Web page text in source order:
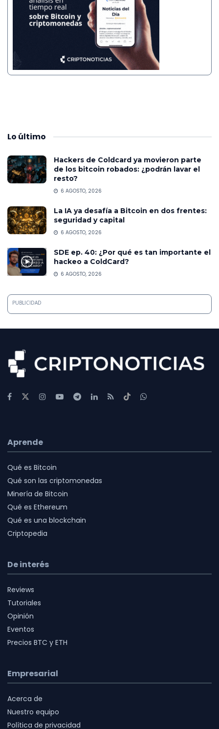
Lo último
Hackers de Coldcard ya movieron parte
de los bitcoin robados: ¿podrán lavar el
resto?
6 AGOSTO, 2026
La IA ya desafía a Bitcoin en dos frentes:
seguridad y capital
6 AGOSTO, 2026
SDE ep. 40: ¿Por qué es tan importante el
hackeo a ColdCard?
6 AGOSTO, 2026
PUBLICIDAD
Aprende
Qué es Bitcoin
Qué son las criptomonedas
Minería de Bitcoin
Qué es Ethereum
Qué es una blockchain
Criptopedia
De interés
Reviews
Tutoriales
Opinión
Eventos
Precios BTC y ETH
Empresarial
Acerca de
Nuestro equipo
Política de privacidad